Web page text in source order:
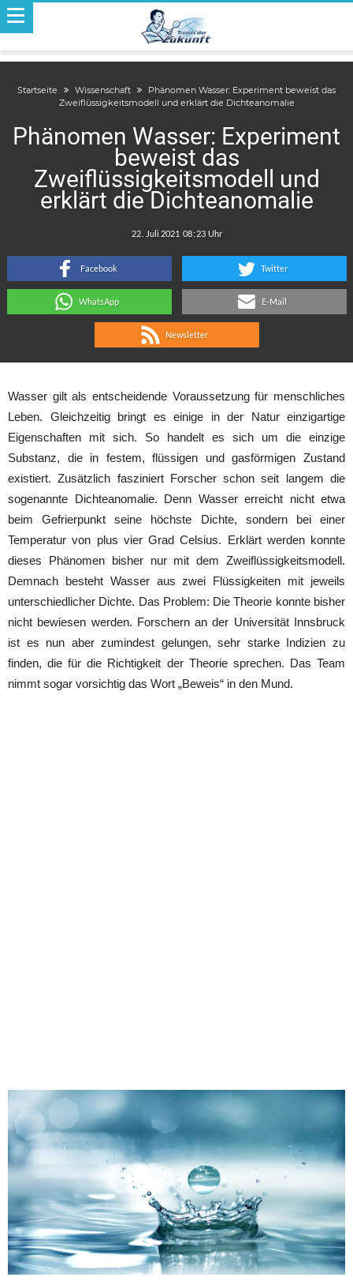
Startseite Wissenschaft
Phänomen Wasser: Experiment beweist das
Zweiflüssigkeitsmodell und erklärt die Dichteanomalie
Phänomen Wasser: Experiment
beweist das
Zweiflüssigkeitsmodell und
erklärt die Dichteanomalie
:
Facebook Twitter
WhatsApp E-Mail
Newsletter
Wasser gilt als entscheidende Voraussetzung für menschliches
Leben. Gleichzeitig bringt es einige in der Natur einzigartige
Eigenschaften mit sich. So handelt es sich um die einzige
Substanz, die in festem, flüssigen und gasförmigen Zustand
existiert. Zusätzlich fasziniert Forscher schon seit langem die
sogenannte Dichteanomalie. Denn Wasser erreicht nicht etwa
beim Gefrierpunkt seine höchste Dichte, sondern bei einer
Temperatur von plus vier Grad Celsius. Erklärt werden konnte
dieses Phänomen bisher nur mit dem Zweiflüssigkeitsmodell.
Demnach besteht Wasser aus zwei Flüssigkeiten mit jeweils
unterschiedlicher Dichte. Das Problem: Die Theorie konnte bisher
nicht bewiesen werden. Forschern an der Universität Innsbruck
ist es nun aber zumindest gelungen, sehr starke Indizien zu
finden, die für die Richtigkeit der Theorie sprechen. Das Team
nimmt sogar vorsichtig das Wort „Beweis“ in den Mund.